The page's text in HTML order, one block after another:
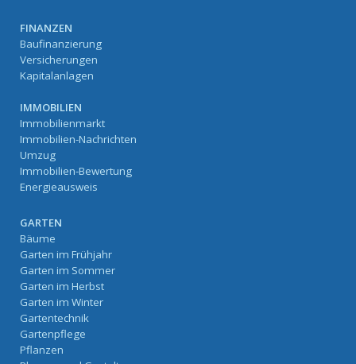
FINANZEN
Baufinanzierung
Versicherungen
Kapitalanlagen
IMMOBILIEN
Immobilienmarkt
Immobilien-Nachrichten
Umzug
Immobilien-Bewertung
Energieausweis
GARTEN
Bäume
Garten im Frühjahr
Garten im Sommer
Garten im Herbst
Garten im Winter
Gartentechnik
Gartenpflege
Pflanzen